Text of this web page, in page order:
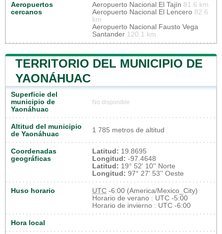
Aeropuertos
cercanos
Aeropuerto Nacional El Tajín 81.6 km
Aeropuerto Nacional El Lencero 82.6
km
Aeropuerto Nacional Fausto Vega
Santander 120.1 km
TERRITORIO DEL MUNICIPIO DE
YAONÁHUAC
Superficie del
municipio de
Yaonáhuac
No disponible
Altitud del municipio
de Yaonáhuac
1 785 metros de altitud
Coordenadas
geográficas
Latitud: 19.8695
Longitud: -97.4648
Latitud: 19° 52' 10'' Norte
Longitud: 97° 27' 53'' Oeste
Huso horario UTC -6:00 (America/Mexico_City)
Horario de verano : UTC -5:00
Horario de invierno : UTC -6:00
Hora local